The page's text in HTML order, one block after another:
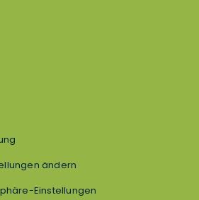
ändern
Einstellungen